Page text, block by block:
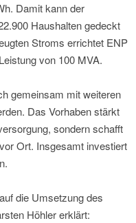
Damit kann der
Haushalten gedeckt
Stroms errichtet ENP
von 100 MVA.
gemeinsam mit weiteren
Das Vorhaben stärkt
sondern schafft
Ort. Insgesamt investiert
die Umsetzung des
Höhler erklärt: